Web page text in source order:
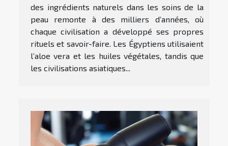
des ingrédients naturels dans les soins de la
peau remonte à des milliers d’années, où
chaque civilisation a développé ses propres
rituels et savoir-faire. Les Égyptiens utilisaient
l’aloe vera et les huiles végétales, tandis que
les civilisations asiatiques...